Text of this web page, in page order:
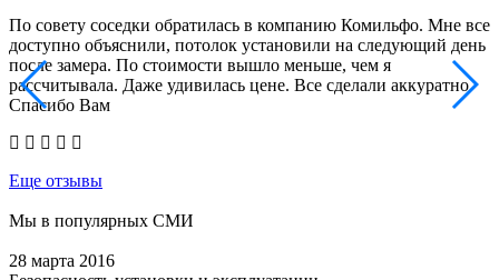
По совету соседки обратилась в компанию Комильфо. Мне все
доступно объяснили, потолок установили на следующий день
после замера. По стоимости вышло меньше, чем я
рассчитывала. Даже удивилась цене. Все сделали аккуратно.
Спасибо Вам
Еще отзывы
Мы в популярных СМИ
28 марта 2016